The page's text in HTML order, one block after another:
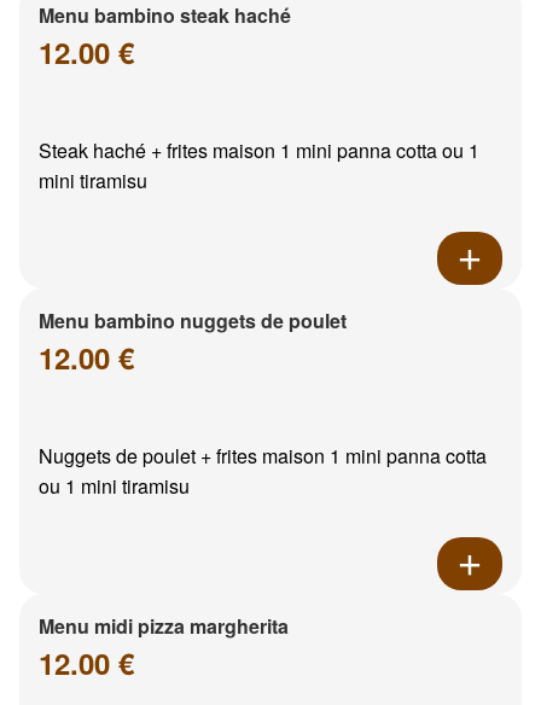
Menu bambino steak haché
12.00 €
Steak haché + frites maison 1 mini panna cotta ou 1
mini tiramisu
Menu bambino nuggets de poulet
12.00 €
Nuggets de poulet + frites maison 1 mini panna cotta
ou 1 mini tiramisu
Menu midi pizza margherita
12.00 €